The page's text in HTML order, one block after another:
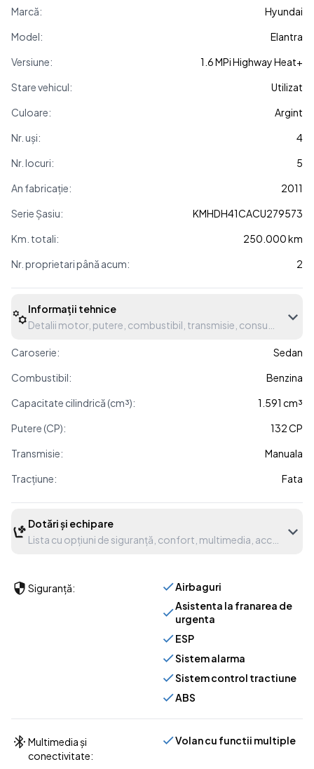
Marcă:
Hyundai
Model:
Elantra
Versiune:
1.6 MPi Highway Heat+
Stare vehicul:
Utilizat
Culoare:
Argint
Nr. uși:
4
Nr. locuri:
5
An fabricație:
2011
Serie Șasiu:
KMHDH41CACU279573
Km. totali:
250.000 km
Nr. proprietari până acum:
2
Informații tehnice
Detalii motor, putere, combustibil, transmisie, consum etc.
Caroserie:
Sedan
Combustibil:
Benzina
Capacitate cilindrică (cm³):
1.591 cm³
Putere (CP):
132 CP
Transmisie:
Manuala
Tracțiune:
Fata
Dotări și echipare
Lista cu opțiuni de siguranță, confort, multimedia, accesorii
Siguranță:
Airbaguri
Asistenta la franarea de
urgenta
ESP
Sistem alarma
Sistem control tractiune
ABS
Multimedia și
conectivitate:
Volan cu functii multiple